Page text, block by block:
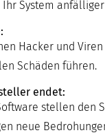
System
Hacker und
Schäden führen.
endet:
stellen den
neue